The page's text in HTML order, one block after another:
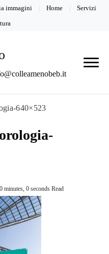
immagini Home Servizi
640×523
0 minutes, 0 seconds Read